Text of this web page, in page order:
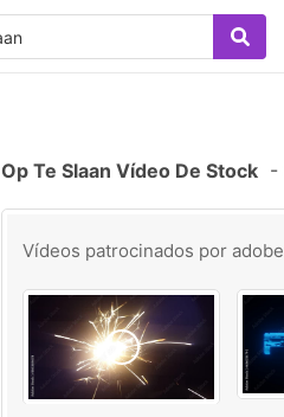
Op Te Slaan Vídeo De Stock -
Vídeos patrocinados por adobe